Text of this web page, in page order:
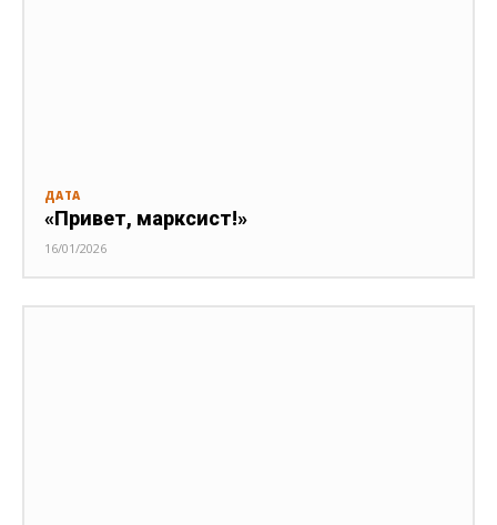
ДАТА
«Привет, марксист!»
16/01/2026